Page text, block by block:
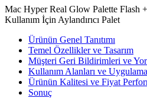
Mac Hyper Real Glow Palette Flash
Kullanım İçin Aylandırıcı Palet
Ürünün Genel Tanıtımı
Temel Özellikler ve Tasarım
Müşteri Geri Bildirimleri ve
Kullanım Alanları ve
Ürünün Kalitesi ve Fiyat
Sonuç